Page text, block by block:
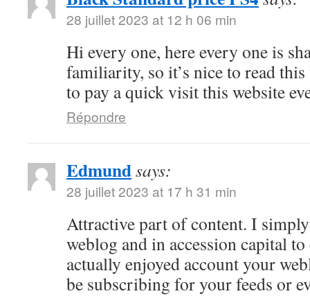
28 juillet 2023 at 12 h 06 min
Hi every one, here every one is
familiarity, so it’s nice to read
to pay a quick visit this website
Répondre
Edmundsays:
28 juillet 2023 at 17 h 31 min
Attractive part of content. I
weblog and in accession capital
actually enjoyed account your
be subscribing for your feeds or